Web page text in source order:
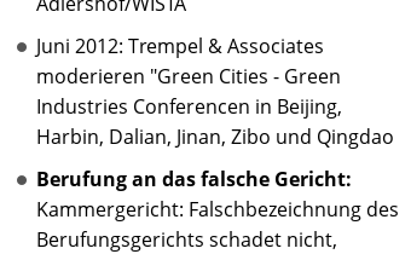
Juni 2012: Trempel & Associates
moderieren "Green Cities - Green
Industries Conferencen in Beijing,
Harbin, Dalian, Jinan, Zibo und Qingdao
Berufung an das falsche Gericht:
Kammergericht: Falschbezeichnung des
Berufungsgerichts schadet nicht,